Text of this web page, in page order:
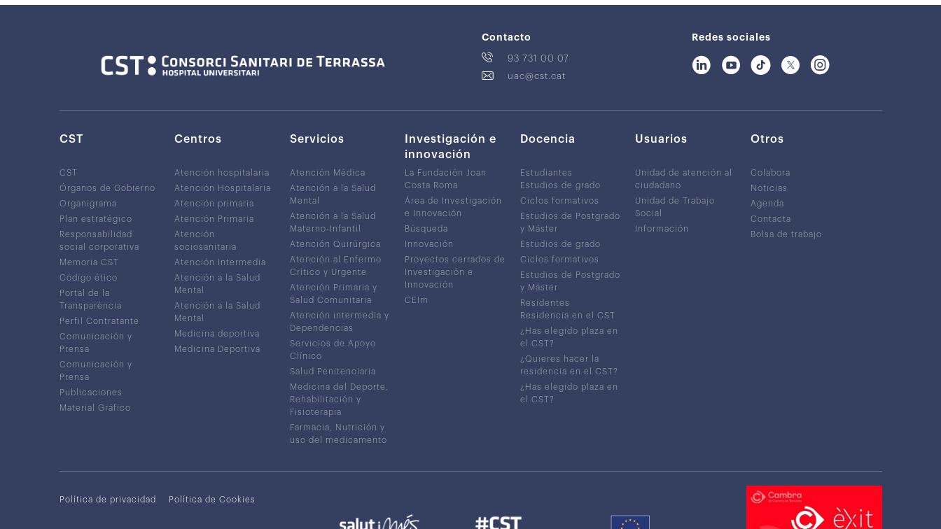
Contacto
93 731 00 07
uac@cst.cat
Redes sociales
CST
CST
Órganos de Gobierno
Organigrama
Plan estratégico
Responsabilidad
social corporativa
Memoria CST
Código ético
Portal de la
Transparència
Perfil Contratante
Comunicación y
Prensa
Comunicación y
Prensa
Publicaciones
Material Gráfico
Centros
Atención hospitalaria
Atención Hospitalaria
Atención primaria
Atención Primaria
Atención
sociosanitaria
Atención Intermedia
Atención a la Salud
Mental
Atención a la Salud
Mental
Medicina deportiva
Medicina Deportiva
Servicios
Atención Médica
Atención a la Salud
Mental
Atención a la Salud
Materno-Infantil
Atención Quirúrgica
Atención al Enfermo
Crítico y Urgente
Atención Primaria y
Salud Comunitaria
Atención intermedia y
Dependencias
Servicios de Apoyo
Clínico
Salud Penitenciaria
Medicina del Deporte,
Rehabilitación y
Fisioterapia
Farmacia, Nutrición y
uso del medicamento
Investigación e
innovación
La Fundación Joan
Costa Roma
Área de Investigación
e Innovación
Búsqueda
Innovación
Proyectos cerrados de
Investigación e
Innovación
CEIm
Docencia
Estudiantes
Estudios de grado
Ciclos formativos
Estudios de Postgrado
y Máster
Estudios de grado
Ciclos formativos
Estudios de Postgrado
y Máster
Residentes
Residencia en el CST
¿Has elegido plaza en
el CST?
¿Quieres hacer la
residencia en el CST?
¿Has elegido plaza en
el CST?
Usuarios
Unidad de atención al
ciudadano
Unidad de Trabajo
Social
Información
Otros
Colabora
Noticias
Agenda
Contacta
Bolsa de trabajo
Política de privacidad Política de Cookies